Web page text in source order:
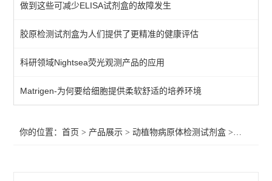
primerdesign其他病原体检测试剂盒
植物病原体/病原菌检测试剂
primerdesign水源致病菌检测试剂盒
primerdesign病原体检测试剂试剂盒
做到这些可减少ELISA试剂盒的故障发生
胶原检测试剂盒为人们提供了更精准的健康评估
科研领域Nightsea荧光观测产品的应用
Matrigen-为何要给细胞提供柔软舒适的培养环境
你的位置：首页 > 产品展示 >动植物病原体检测试剂盒 >